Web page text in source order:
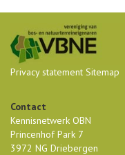
Privacy statement Sitemap
Contact
Kennisnetwerk OBN
Princenhof Park 7
3972 NG Driebergen